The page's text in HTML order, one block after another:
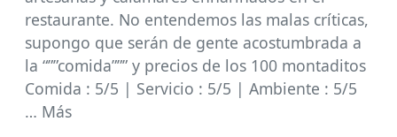
restaurante. No entendemos las malas críticas,
supongo que serán de gente acostumbrada a
la “””comida””” y precios de los 100 montaditos
Comida : 5/5 | Servicio : 5/5 | Ambiente : 5/5
… Más